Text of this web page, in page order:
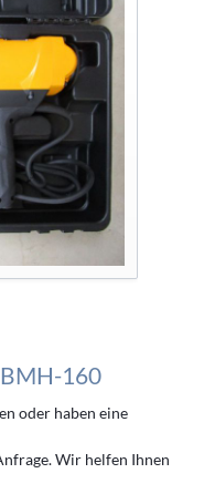
160
oder haben eine
Wir helfen Ihnen